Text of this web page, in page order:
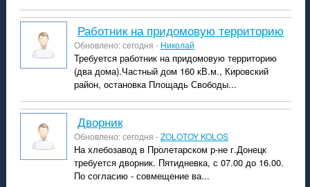
Работник на придомовую территорию
Обновлено: сегодня - Николай
Требуется работник на придомовую территорию
(два дома).Частный дом 160 кВ.м., Кировский
район, остановка Площадь Свободы...
дворник
Обновлено: сегодня -ZOLOTOY KOLOS
На хлебозавод в Пролетарском р-не г.Донецк
требуется дворник. Пятидневка, с 07.00 до 16.00.
По согласию - совмещение ва...